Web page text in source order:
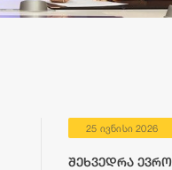
25 ივნისი 2026
შეხვედრა